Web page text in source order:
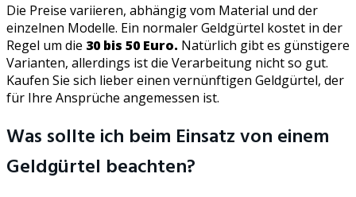
Die Preise variieren, abhängig vom Material und der
einzelnen Modelle. Ein normaler Geldgürtel kostet in der
Regel um die 30 bis 50 Euro. Natürlich gibt es günstigere
Varianten, allerdings ist die Verarbeitung nicht so gut.
Kaufen Sie sich lieber einen vernünftigen Geldgürtel, der
für Ihre Ansprüche angemessen ist.
Was sollte ich beim Einsatz von einem
Geldgürtel beachten?